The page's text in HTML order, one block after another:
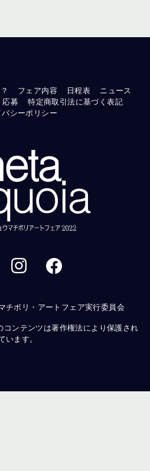
フェア内容 日程表
ニュース
応募
特定商取引法に基づく表記
シーポリシー
チボリ・アートフェア実行委員会
ンテンツは著作権法により保護され
います。